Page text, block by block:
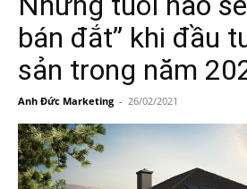
bán đắt” khi đầu
sản trong năm
Anh Đức Marketing - 26/02/2021